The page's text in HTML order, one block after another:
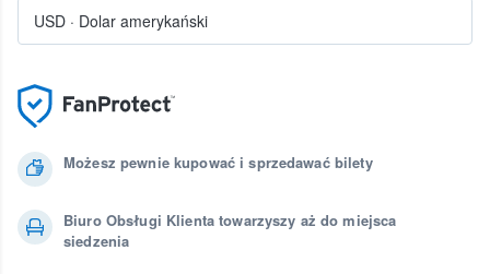
Możesz pewnie kupować i sprzedawać bilety
Biuro Obsługi Klienta towarzyszy aż do miejsca
siedzenia
USD · Dolar amerykański